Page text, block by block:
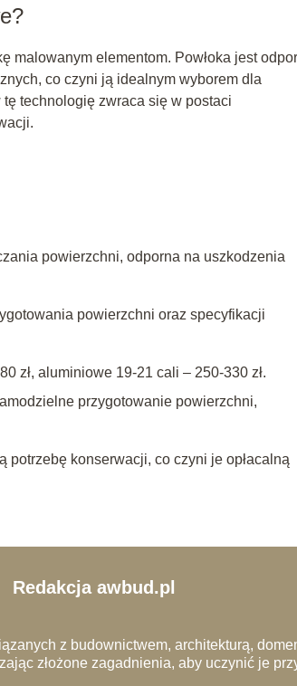
malowanym elementom. Powłoka jest
co czyni ją idealnym wyborem dla
technologię zwraca się w postaci
powierzchni, odporna na uszkodzenia
powierzchni oraz specyfikacji
zł, aluminiowe 19-21 cali – 250-330 zł.
przygotowanie powierzchni,
potrzebę konserwacji, co czyni je opłacalną
Redakcja awbud.pl
z budownictwem, architekturą,
złożone zagadnienia, aby uczynić je